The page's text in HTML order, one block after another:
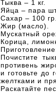
Тыква – 1 кг.
Яйца – пара
Сахар – 100 гр.
Жир (масло).
Мускатный
Корица,
Почистите
противень
и готовьте до
желтками и
Раскатайте